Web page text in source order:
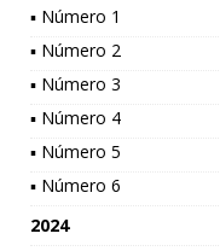
▪ Número 1
▪ Número 2
▪ Número 3
▪ Número 4
▪ Número 5
▪ Número 6
2024